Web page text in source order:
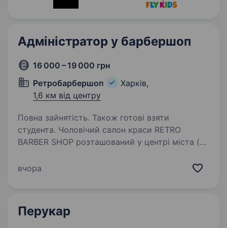
Адміністратор у барбершоп
16 000 – 19 000 грн
Ретробарбершоп
Харків,
1,6 км від центру
Повна зайнятість. Також готові взяти
студента. Чоловічий салон краси RETRO
BARBER SHOP розташований у центрі міста (м.
м. від метро) запрошує у свою дружню
вчора
Перукар